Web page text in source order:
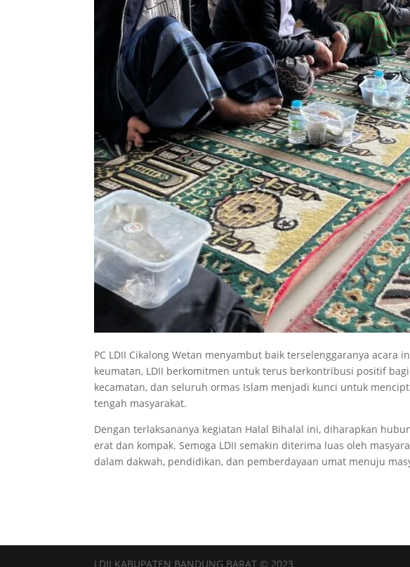
PC LDII Cikalong Wetan menyambut baik terselenggaranya
keumatan, LDII berkomitmen untuk terus berkontribusi positif
kecamatan, dan seluruh ormas Islam menjadi kunci untuk
tengah masyarakat.
Dengan terlaksananya kegiatan Halal Bihalal ini, diharapkan
erat dan kompak. Semoga LDII semakin diterima luas oleh
dalam dakwah, pendidikan, dan pemberdayaan umat menuju
LDII KABUPATEN BANDUNG BARAT © 2023